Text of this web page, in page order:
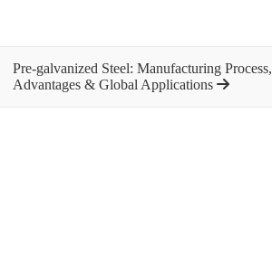
Pre-galvanized Steel: Manufacturing Process,
Advantages & Global Applications